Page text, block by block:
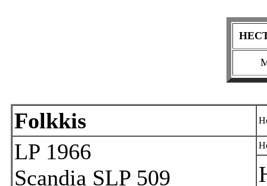
Folkkis
LP 1966
Scandia SLP 509